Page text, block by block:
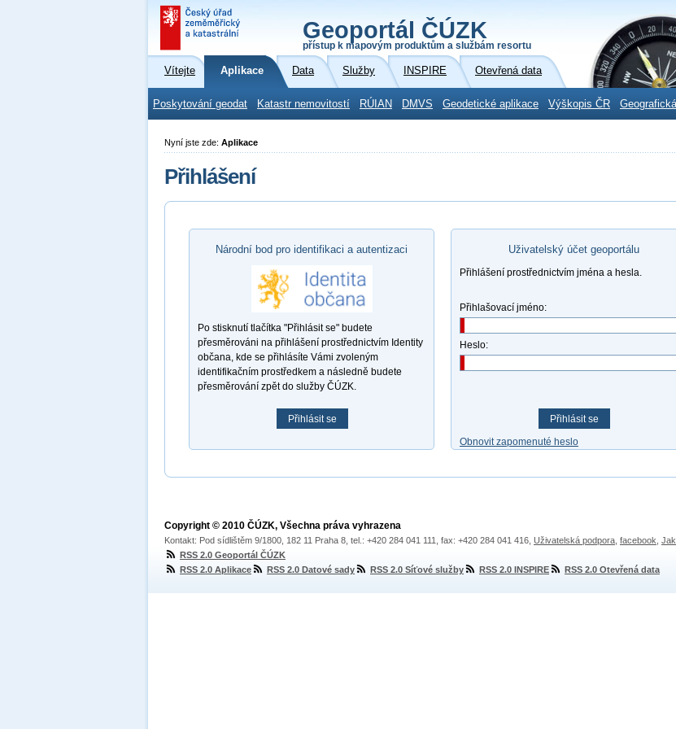
Geoportál ČÚZK
přístup k mapovým produktům a službám resortu
Vítejte Aplikace Data Služby INSPIRE Otevřená data
Poskytování geodat Katastr nemovitostí RÚIAN DMVS Geodetické aplikace Výškopis ČR
Nyní jste zde: Aplikace
Přihlášení
Národní bod pro identifikaci a autentizaci
Po stisknutí tlačítka "Přihlásit se" budete
přesměrováni na přihlášení prostřednictvím Identity
občana, kde se přihlásíte Vámi zvoleným
identifikačním prostředkem a následně budete
přesměrování zpět do služby ČÚZK.
Přihlásit se
Uživatelský účet geoportálu
Přihlášení prostřednictvím jména a hesla.
Přihlašovací jméno:
Heslo:
Přihlásit se
Obnovit zapomenuté heslo
Copyright © 2010 ČÚZK, Všechna práva vyhrazena
Kontakt: Pod sídlištěm 9/1800, 182 11 Praha 8, tel.: +420 284 041 111, fax: +420 284 041 416, Uživatelská podpora facebook
RSS 2.0 Geoportál ČÚZK
RSS 2.0 Aplikace
RSS 2.0 Datové sady RSS 2.0 Síťové služby RSS 2.0 INSPIRE RSS 2.0 Otevřená data